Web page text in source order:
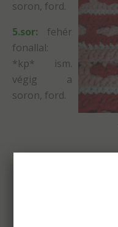
soron, ford.
5.sor:
fehér
fonallal:
*kp* ism.
végig a
soron, ford.